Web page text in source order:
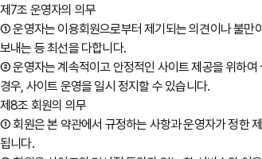
제7조 운영자의 의무
① 운영자는 이용회원으로부터 제기되는 의견이나 불만
보내는 등 최선을 다합니다.
② 운영자는 계속적이고 안정적인 사이트 제공을 위하여
경우, 사이트 운영을 일시 정지할 수 있습니다.
제8조 회원의 의무
① 회원은 본 약관에서 규정하는 사항과 운영자가 정한
됩니다.